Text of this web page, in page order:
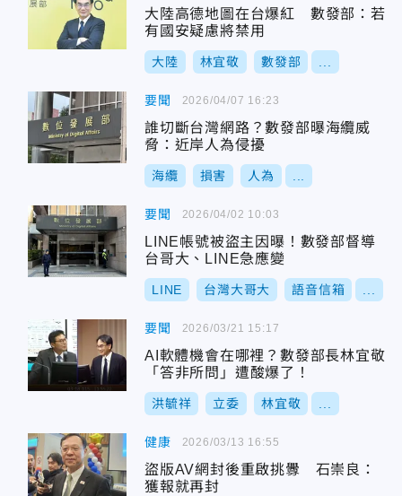
大陸高德地圖在台爆紅 數發部：若
有國安疑慮將禁用
大陸 林宜敬 數發部
要聞
誰切斷台灣網路？數發部曝海纜威
脅：近岸人為侵擾
海纜 損害 人為
2026/04/07 16:23
要聞
LINE帳號被盜主因曝！數發部督導
台哥大、LINE急應變
LINE 台灣大哥大 語音信箱
2026/04/02 10:03
要聞
AI軟體機會在哪裡？數發部長林宜敬
「答非所問」遭酸爆了！
洪毓祥 立委 林宜敬
2026/03/21 15:17
健康
盜版AV網封後重啟挑釁 石崇良：
獲報就再封
2026/03/13 16:55